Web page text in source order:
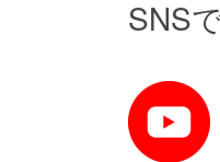
SNS